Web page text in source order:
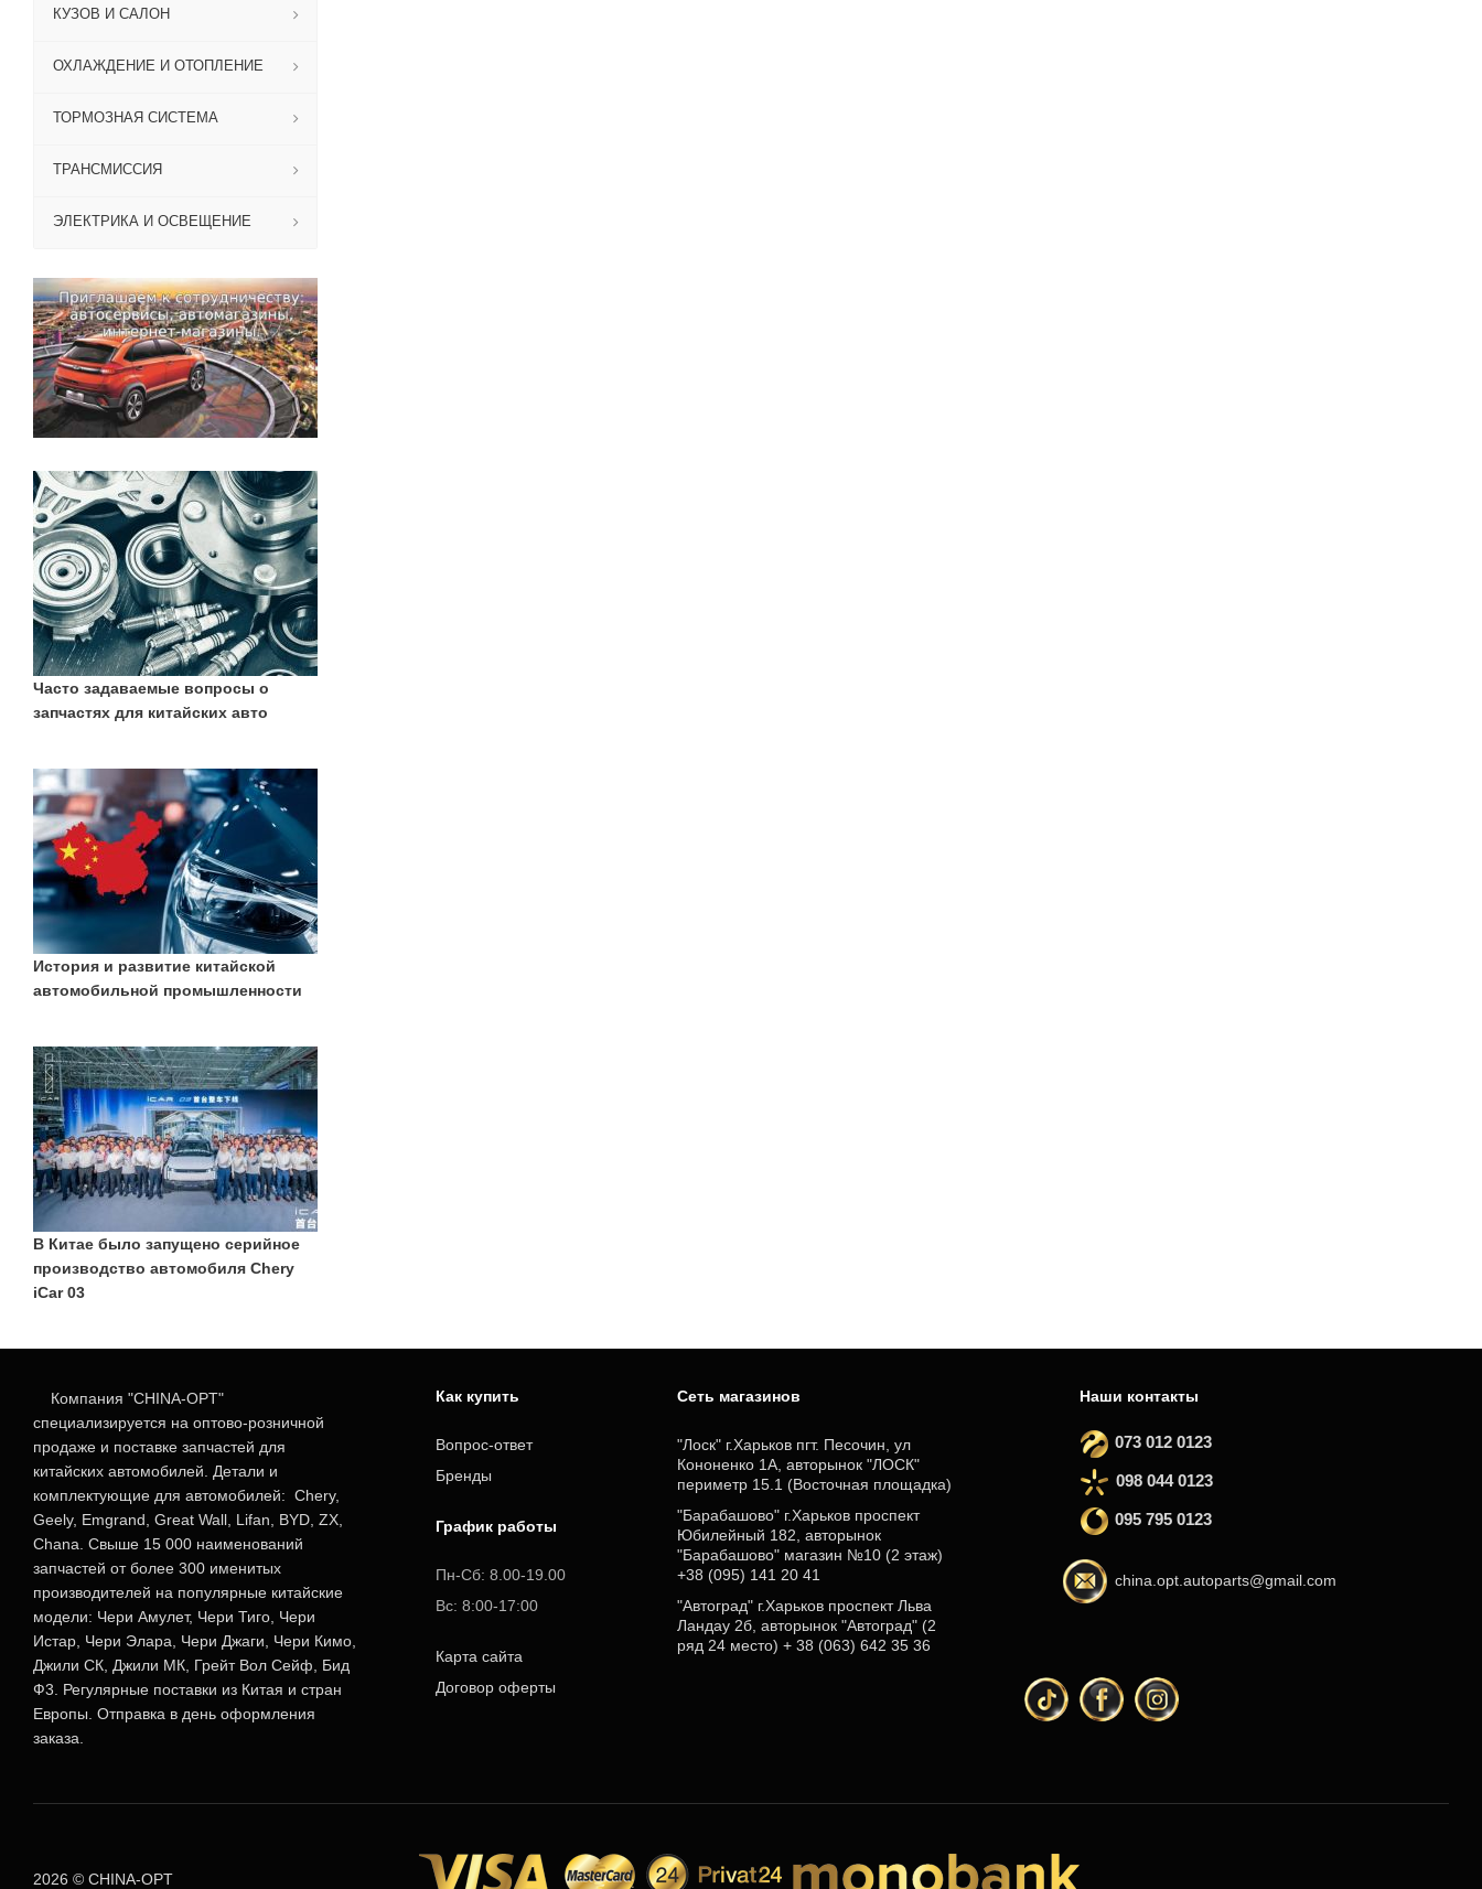
КУЗОВ И САЛОН
ОХЛАЖДЕНИЕ И ОТОПЛЕНИЕ
ТОРМОЗНАЯ СИСТЕМА
ТРАНСМИССИЯ
ЭЛЕКТРИКА И ОСВЕЩЕНИЕ
Часто задаваемые вопросы о
запчастях для китайских авто
История и развитие китайской
автомобильной промышленности
В Китае было запущено серийное
производство автомобиля Chery
iCar 03
Компания "CHINA-OPT"
специализируется на оптово-розничной
продаже и поставке запчастей для
китайских автомобилей. Детали и
комплектующие для автомобилей: Chery,
Geely, Emgrand, Great Wall, Lifan, BYD, ZX,
Chana. Свыше 15 000 наименований
запчастей от более 300 именитых
производителей на популярные китайские
модели: Чери Амулет, Чери Тиго, Чери
Истар, Чери Элара, Чери Джаги, Чери Кимо,
Джили СК, Джили МК, Грейт Вол Сейф, Бид
Ф3. Регулярные поставки из Китая и стран
Европы. Отправка в день оформления
заказа.
Как купить
Вопрос-ответ
Бренды
График работы
Пн-Сб: 8.00-19.00
Вс: 8:00-17:00
Карта сайта
Договор оферты
Cеть магазинов
"Лоск" г.Харьков пгт. Песочин, ул
Кононенко 1А, авторынок "ЛОСК"
периметр 15.1 (Восточная площадка)
"Барабашово" г.Харьков проспект
Юбилейный 182, авторынок
"Барабашово" магазин №10 (2 этаж)
+38 (095) 141 20 41
"Автоград" г.Харьков проспект Льва
Ландау 2б, авторынок "Автоград" (2
ряд 24 место) + 38 (063) 642 35 36
Наши контакты
073 012 0123
098 044 0123
095 795 0123
china.opt.autoparts@gmail.com
2026 © CHINA-OPT